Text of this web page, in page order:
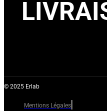
© 2025 Erlab
Mentions Légales